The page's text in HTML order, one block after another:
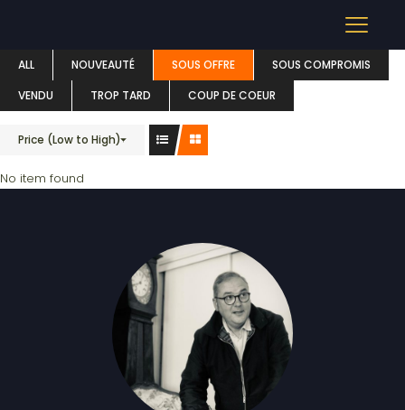
ALL NOUVEAUTÉ SOUS OFFRE
SOUS COMPROMIS
VENDU
TROP TARD COUP DE COEUR
Price (Low to High)
No item found